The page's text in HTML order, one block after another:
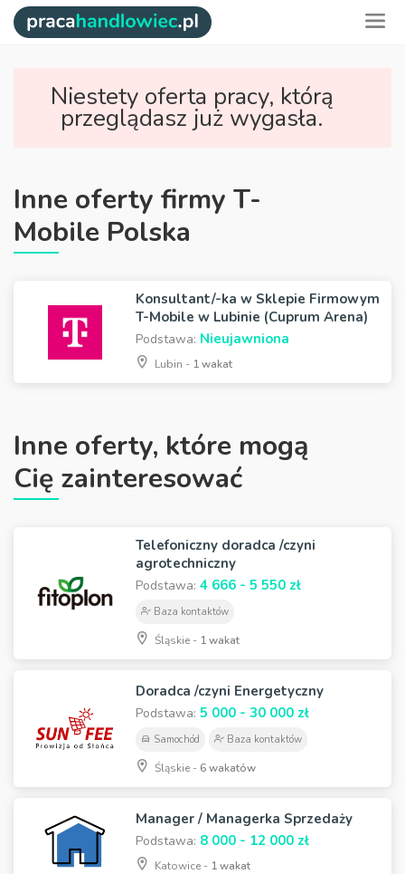
Niestety oferta pracy, którą
przeglądasz już wygasła.
Inne oferty firmy T-
Mobile Polska
Konsultant/-ka w Sklepie Firmowym
T-Mobile w Lubinie (Cuprum Arena)
Podstawa: Nieujawniona
Lubin - 1 wakat
Inne oferty, które mogą
Cię zainteresować
Telefoniczny doradca /czyni
agrotechniczny
Podstawa: 4 666 - 5 550 zł
Baza kontaktów
Śląskie - 1 wakat
Doradca /czyni Energetyczny
Podstawa: 5 000 - 30 000 zł
Samochód Baza kontaktów
Śląskie - 6 wakatów
Manager / Managerka Sprzedaży
Podstawa: 8 000 - 12 000 zł
Katowice - 1 wakat